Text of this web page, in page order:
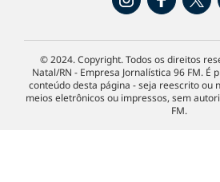
© 2024. Copyright. Todos os direitos
Natal/RN - Empresa Jornalística 96 FM. É
conteúdo desta página - seja reescrito ou
meios eletrônicos ou impressos, sem
FM.